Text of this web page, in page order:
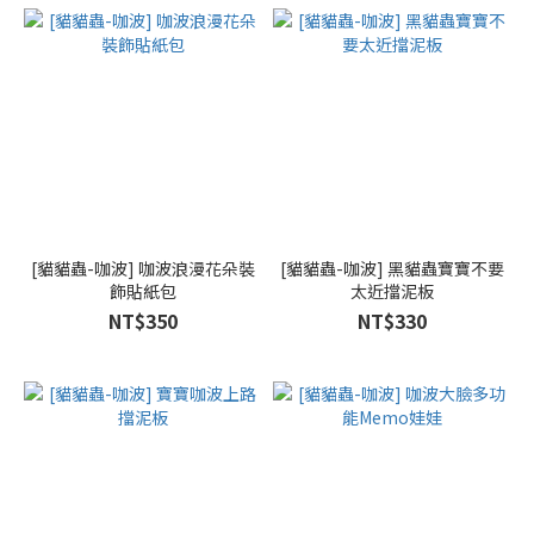
[貓貓蟲-咖波] 咖波浪漫花朵裝
飾貼紙包
NT$350
[貓貓蟲-咖波] 黑貓蟲寶寶不要
太近擋泥板
NT$330